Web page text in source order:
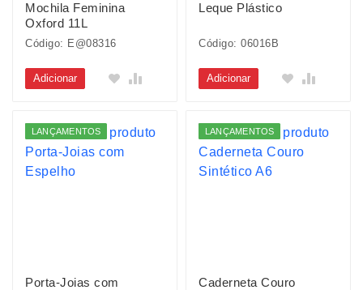
Mochila Feminina
Oxford 11L
Código: E@08316
Adicionar
Leque Plástico
Código: 06016B
Adicionar
LANÇAMENTOS
Porta-Joias com
LANÇAMENTOS
Caderneta Couro